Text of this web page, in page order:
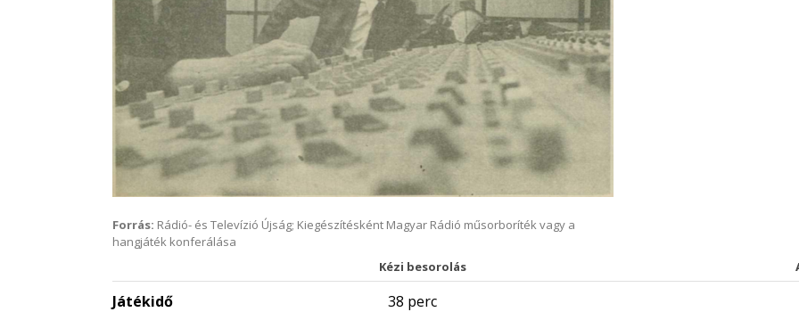
Forrás: Rádió- és Televízió Újság; Kiegészítésként Magyar Rádió műsorboríték vagy a
hangjáték konferálása
Kézi besorolás
Játékidő 38 perc